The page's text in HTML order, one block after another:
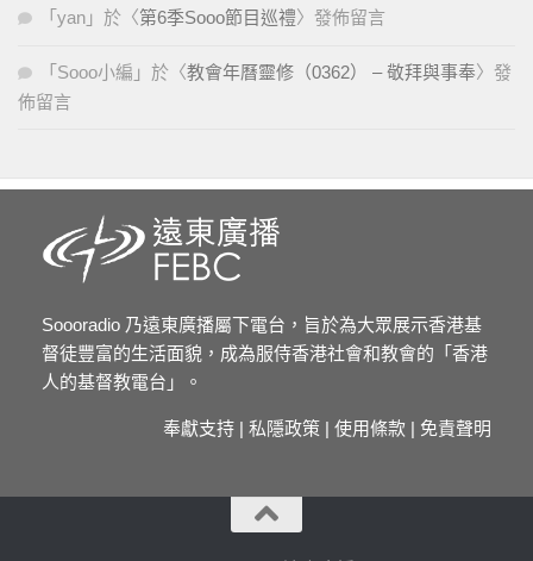
「 yan 」於〈第6季Sooo節目巡禮〉發佈留言
「 Sooo小編 」於〈教會年曆靈修（0362） – 敬拜與事奉〉發
佈留言
Soooradio 乃遠東廣播屬下電台，旨於為大眾展示香港基
督徒豐富的生活面貌，成為服侍香港社會和教會的「香港
人的基督教電台」。
奉獻支持 | 私隱政策 | 使用條款 | 免責聲明